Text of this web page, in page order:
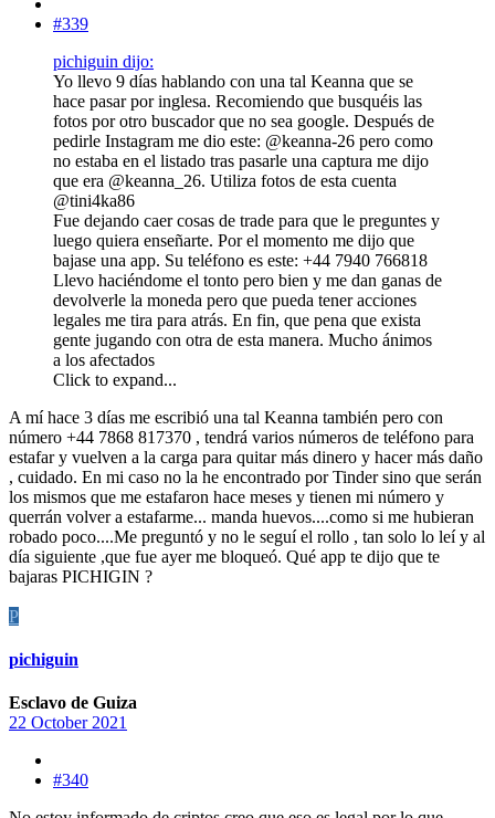
#339
pichiguin dijo:
Yo llevo 9 días hablando con una tal Keanna que se
hace pasar por inglesa. Recomiendo que busquéis las
fotos por otro buscador que no sea google. Después de
pedirle Instagram me dio este: @keanna-26 pero como
no estaba en el listado tras pasarle una captura me dijo
que era @keanna_26. Utiliza fotos de esta cuenta
@tini4ka86
Fue dejando caer cosas de trade para que le preguntes y
luego quiera enseñarte. Por el momento me dijo que
bajase una app. Su teléfono es este: +44 7940 766818
Llevo haciéndome el tonto pero bien y me dan ganas de
devolverle la moneda pero que pueda tener acciones
legales me tira para atrás. En fin, que pena que exista
gente jugando con otra de esta manera. Mucho ánimos
a los afectados
Click to expand...
A mí hace 3 días me escribió una tal Keanna también pero con
número +44 7868 817370 , tendrá varios números de teléfono para
estafar y vuelven a la carga para quitar más dinero y hacer más daño
, cuidado. En mi caso no la he encontrado por Tinder sino que serán
los mismos que me estafaron hace meses y tienen mi número y
querrán volver a estafarme... manda huevos....como si me hubieran
robado poco....Me preguntó y no le seguí el rollo , tan solo lo leí y al
día siguiente ,que fue ayer me bloqueó. Qué app te dijo que te
bajaras PICHIGIN ?
P
pichiguin
Esclavo de Guiza
22 October 2021
#340